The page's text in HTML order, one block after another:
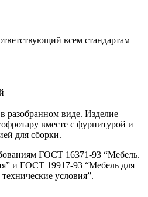
всем стандартам
разобранном виде. Изделие
вместе с фурнитурой и
для сборки.
ГОСТ 16371-93 “Мебель.
и ГОСТ 19917-93 “Мебель для
условия”.